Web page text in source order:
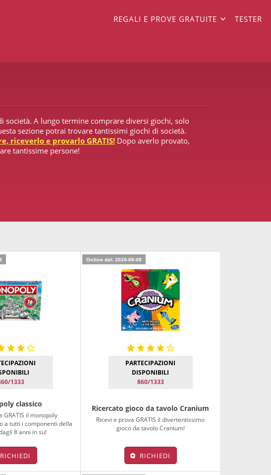
REGALI E PROVE GRATUITE TESTER
A lungo termine comprare diversi giochi, solo
sezione potrai trovare tantissimi giochi di società.
riceverlo e provarlo GRATIS!Dopo averlo provato,
tantissime persone!
1333
classico
GRATIS il monopoly
a tutti i componenti della
8 anni in su!
RICHIEDI
Online dal: 2026-08-08
PARTECIPAZIONI
DISPONIBILI
860/1333
Ricercato gioco da tavolo Cranium
Ricevi e prova GRATIS il divertentissimo
gioco da tavolo Cranium!
RICHIEDI